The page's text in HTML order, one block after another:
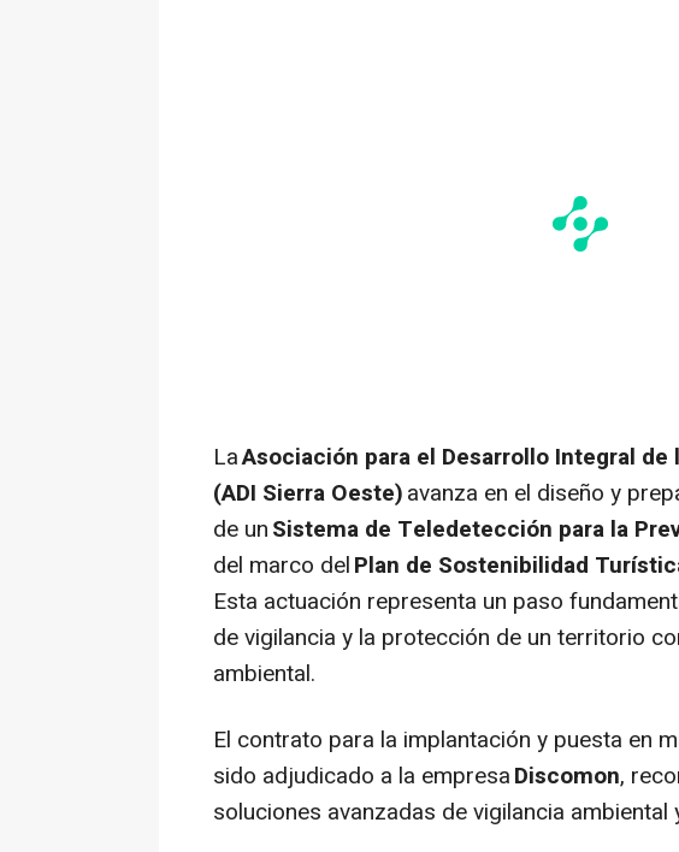
LaAsociación para el Desarrollo Integral de
(ADI Sierra Oeste)avanza en el diseño y
de unSistema de Teledetección para la
del marco delPlan de Sostenibilidad
Esta actuación representa un paso
de vigilancia y la protección de un territorio
ambiental.
El contrato para la implantación y puesta en
sido adjudicado a la empresaDiscomon,
soluciones avanzadas de vigilancia